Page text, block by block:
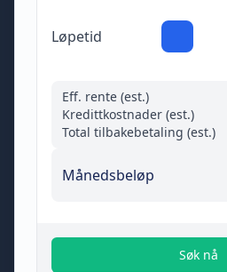
Løpetid
Eff. rente (est.)
Kredittkostnader (est.)
Total tilbakebetaling (est.)
Månedsbeløp
Søk nå